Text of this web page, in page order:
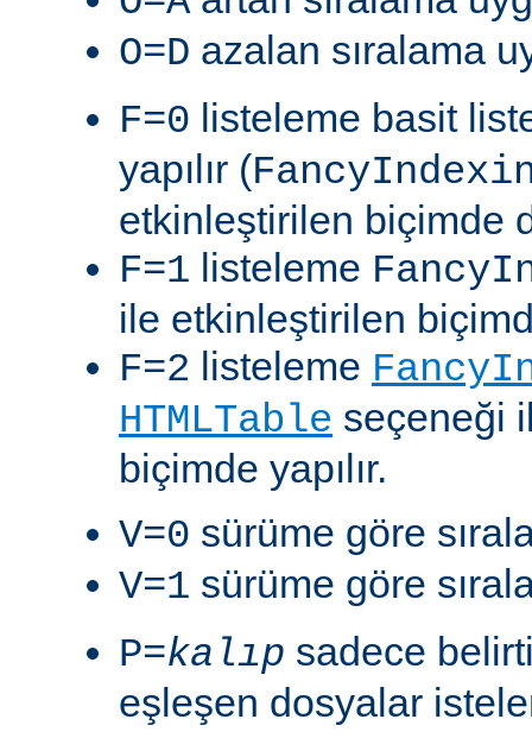
O=D azalan sıralama
F=0 listeleme basit
yapılır (
etkinleştirilen biçimde
F=1 listeleme
ile etkinleştirilen
F=2 listeleme
HTMLTable seçeneği
biçimde yapılır.
V=0 sürüme göre
V=1 sürüme göre
P=kalıp sadece
eşleşen dosyalar